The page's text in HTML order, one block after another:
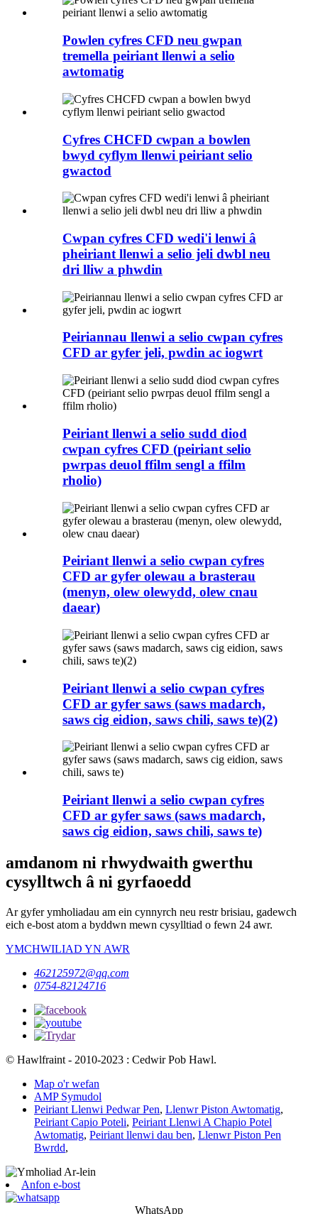
Powlen cyfres CFD neu gwpan
tremella peiriant llenwi a selio
awtomatig
Cyfres CHCFD cwpan a bowlen
bwyd cyflym llenwi peiriant selio
gwactod
Cwpan cyfres CFD wedi'i lenwi â
pheiriant llenwi a selio jeli dwbl neu
dri lliw a phwdin
Peiriannau llenwi a selio cwpan cyfres
CFD ar gyfer jeli, pwdin ac iogwrt
Peiriant llenwi a selio sudd diod
cwpan cyfres CFD (peiriant selio
pwrpas deuol ffilm sengl a ffilm
rholio)
Peiriant llenwi a selio cwpan cyfres
CFD ar gyfer olewau a brasterau
(menyn, olew olewydd, olew cnau
daear)
Peiriant llenwi a selio cwpan cyfres
CFD ar gyfer saws (saws madarch,
saws cig eidion, saws chili, saws te)(2)
Peiriant llenwi a selio cwpan cyfres
CFD ar gyfer saws (saws madarch,
saws cig eidion, saws chili, saws te)
amdanom ni rhwydwaith gwerthu
cysylltwch â ni gyrfaoedd
Ar gyfer ymholiadau am ein cynnyrch neu restr brisiau, gadewch
eich e-bost atom a byddwn mewn cysylltiad o fewn 24 awr.
YMCHWILIAD YN AWR
462125972@qq.com
0754-82124716
© Hawlfraint - 2010-2023 : Cedwir Pob Hawl.
Map o'r wefan
AMP Symudol
Peiriant Llenwi Pedwar Pen, Llenwr Piston Awtomatig,
Peiriant Capio Poteli, Peiriant Llenwi A Chapio Potel
Awtomatig, Peiriant llenwi dau ben, Llenwr Piston Pen
Bwrdd,
Anfon e-bost
WhatsApp